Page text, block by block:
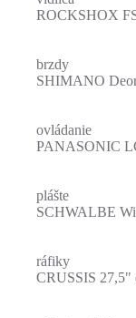
ROCKSHOX
brzdy
SHIMANO
ovládanie
PANASONIC
plášte
SCHWALBE
ráfiky
CRUSSIS 27,5"